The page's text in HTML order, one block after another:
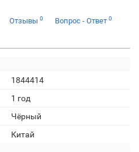
Отзывы 0 Вопрос - Ответ 0
1844414
1 год
Чёрный
Китай